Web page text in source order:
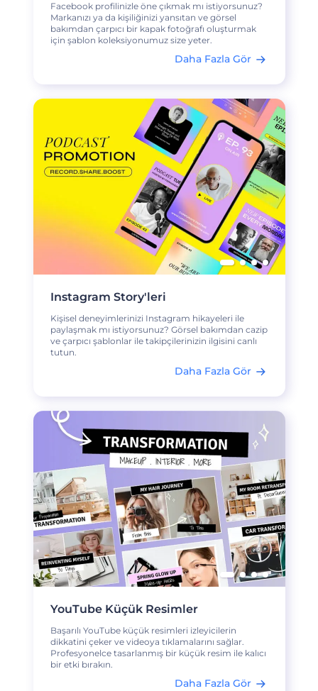
Facebook profilinizle öne çıkmak mı istiyorsunuz?
Markanızı ya da kişiliğinizi yansıtan ve görsel
bakımdan çarpıcı bir kapak fotoğrafı oluşturmak
için şablon koleksiyonumuz size yeter.
Daha Fazla Gör
Instagram Story'leri
Kişisel deneyimlerinizi Instagram hikayeleri ile
paylaşmak mı istiyorsunuz? Görsel bakımdan cazip
ve çarpıcı şablonlar ile takipçilerinizin ilgisini canlı
tutun.
Daha Fazla Gör
YouTube Küçük Resimler
Başarılı YouTube küçük resimleri izleyicilerin
dikkatini çeker ve videoya tıklamalarını sağlar.
Profesyonelce tasarlanmış bir küçük resim ile kalıcı
bir etki bırakın.
Daha Fazla Gör